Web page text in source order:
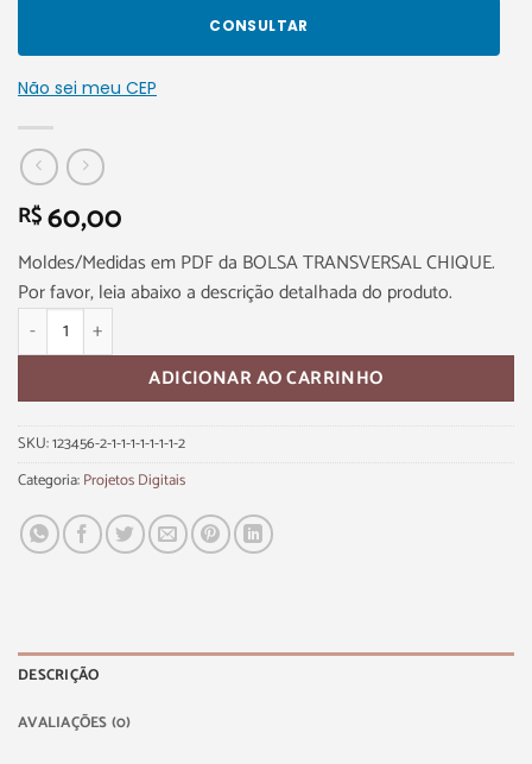
CONSULTAR
Não sei meu CEP
R$60,00
Moldes/Medidas em PDF da BOLSA TRANSVERSAL CHIQUE.
Por favor, leia abaixo a descrição detalhada do produto.
ADICIONAR AO CARRINHO
SKU:123456-2-1-1-1-1-1-1-1-2
Categoria:Projetos Digitais
DESCRIÇÃO
AVALIAÇÕES (0)